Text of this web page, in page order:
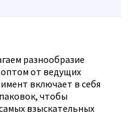
разнообразие
от ведущих
включает в себя
чтобы
взыскательных